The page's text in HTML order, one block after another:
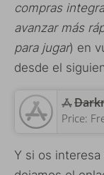
compras
avanzar más
para jugar) en
desde el
Price:
Y si os